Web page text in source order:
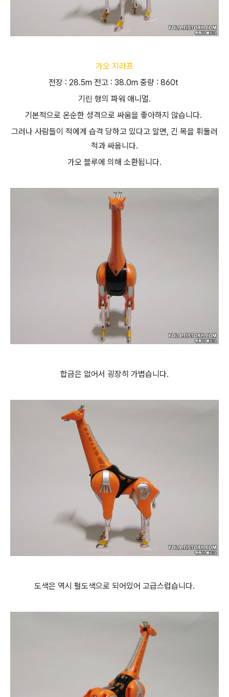
가오 지라프
전장 : 28.5m 전고 : 38.0m 중량 : 860t
기린 형의 파워 애니멀.
기본적으로 온순한 성격으로 싸움을 좋아하지 않습니다.
그러나 사람들이 적에게 습격 당하고 있다고 알면, 긴 목을 휘둘러
적과 싸웁니다.
가오 블루에 의해 소환됩니다.
합금은 없어서 굉장히 가볍습니다.
도색은 역시 펄도색으로 되어있어 고급스럽습니다.